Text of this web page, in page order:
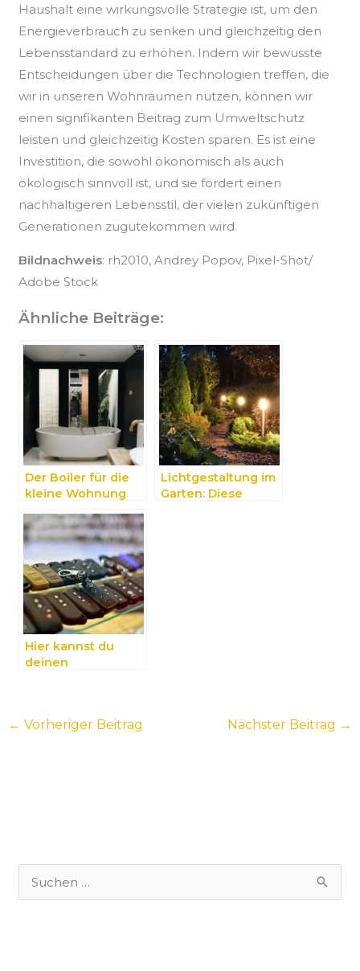
Haushalt eine wirkungsvolle Strategie ist, um den
Energieverbrauch zu senken und gleichzeitig den
Lebensstandard zu erhöhen. Indem wir bewusste
Entscheidungen über die Technologien treffen, die
wir in unseren Wohnräumen nutzen, können wir
einen signifikanten Beitrag zum Umweltschutz
leisten und gleichzeitig Kosten sparen. Es ist eine
Investition, die sowohl ökonomisch als auch
ökologisch sinnvoll ist, und sie fördert einen
nachhaltigeren Lebensstil, der vielen zukünftigen
Generationen zugutekommen wird.
Bildnachweis: rh2010, Andrey Popov, Pixel-Shot/
Adobe Stock
Ähnliche Beiträge:
Der Boiler für die
kleine Wohnung
Lichtgestaltung im
Garten: Diese
Hier kannst du
deinen
← Vorheriger Beitrag Nächster Beitrag →